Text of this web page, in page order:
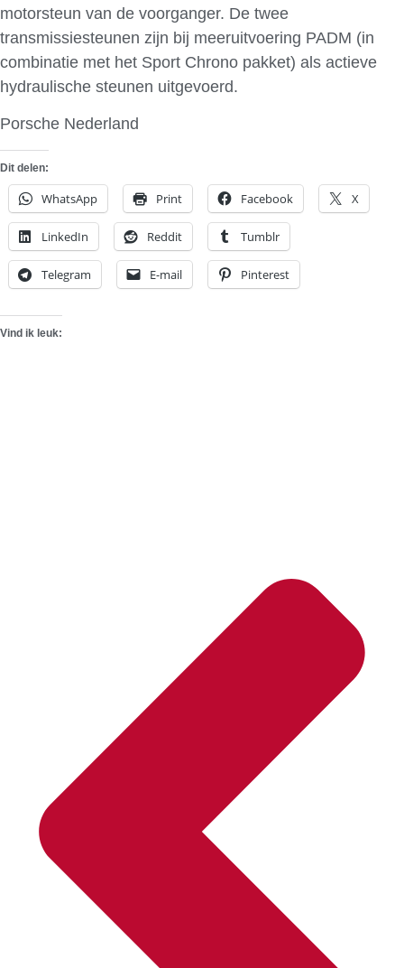
motorsteun van de voorganger. De twee
transmissiesteunen zijn bij meeruitvoering PADM (in
combinatie met het Sport Chrono pakket) als actieve
hydraulische steunen uitgevoerd.
Porsche Nederland
Dit delen:
WhatsApp Print Facebook X
LinkedIn Reddit Tumblr
Telegram E-mail Pinterest
Vind ik leuk: